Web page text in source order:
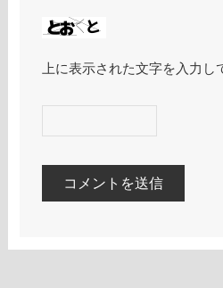
上に表示された文字を入力し